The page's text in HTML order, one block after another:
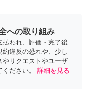
への取り組み
払われ、評価・完了後
約違反の恐れや、少し
やリクエストやユーザ
ださい。
詳細を見る